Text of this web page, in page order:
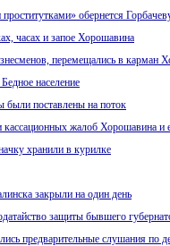
обернется
часах и запое Хорошавина
перемещались в карман
население
были поставлены на поток
жалоб Хорошавина и
хранили в курилке
закрыли на один день
защиты бывшего
предварительные слушания по